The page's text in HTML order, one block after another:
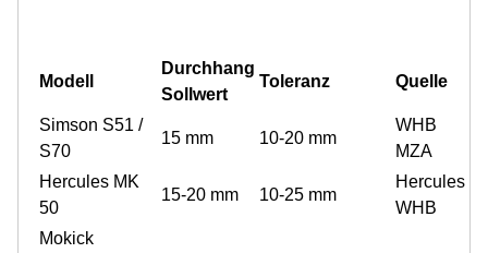
Modell
Durchhang
Sollwert
Toleranz Quelle
Simson S51 /
S70
15 mm 10-20 mm
WHB
MZA
Hercules MK
50
15-20 mm 10-25 mm
Hercules
WHB
Mokick